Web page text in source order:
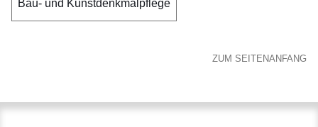
Bau- und Kunstdenkmalpflege
ZUM SEITENANFANG